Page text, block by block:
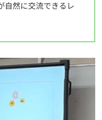
自然に交流できるレ